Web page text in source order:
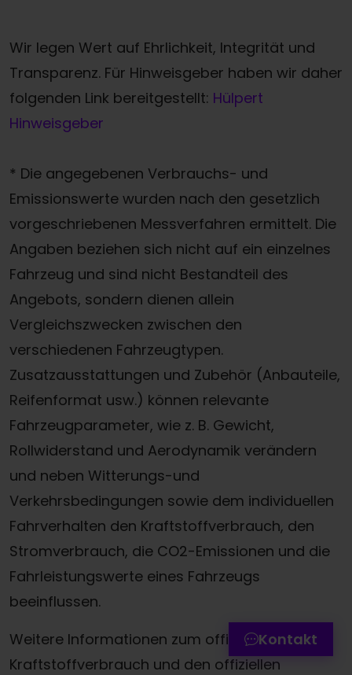
Wir legen Wert auf Ehrlichkeit, Integrität und
Transparenz. Für Hinweisgeber haben wir daher
folgenden Link bereitgestellt: Hülpert
Hinweisgeber
* Die angegebenen Verbrauchs- und
Emissionswerte wurden nach den gesetzlich
vorgeschriebenen Messverfahren ermittelt. Die
Angaben beziehen sich nicht auf ein einzelnes
Fahrzeug und sind nicht Bestandteil des
Angebots, sondern dienen allein
Vergleichszwecken zwischen den
verschiedenen Fahrzeugtypen.
Zusatzausstattungen und Zubehör (Anbauteile,
Reifenformat usw.) können relevante
Fahrzeugparameter, wie z. B. Gewicht,
Rollwiderstand und Aerodynamik verändern
und neben Witterungs-und
Verkehrsbedingungen sowie dem individuellen
Fahrverhalten den Kraftstoffverbrauch, den
Stromverbrauch, die CO2-Emissionen und die
Fahrleistungswerte eines Fahrzeugs
beeinflussen.
Weitere Informationen zum offiziellen
Kraftstoffverbrauch und den offiziellen
Kontakt
Termin online buchen
Zum Kontaktformular